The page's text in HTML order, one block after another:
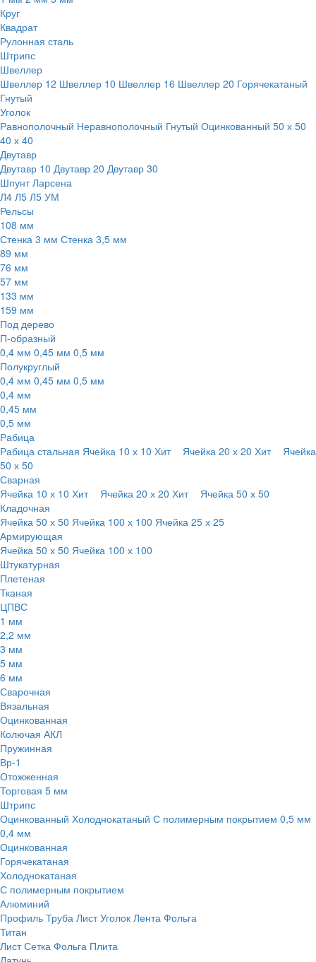
Круг
Квадрат
Рулонная сталь
Штрипс
Швеллер
Швеллер 12 Швеллер 10 Швеллер 16 Швеллер 20 Горячекатаный
Гнутый
Уголок
Равнополочный Неравнополочный Гнутый Оцинкованный 50 х 50
40 х 40
Двутавр
Двутавр 10 Двутавр 20 Двутавр 30
Шпунт Ларсена
Л4 Л5 Л5 УМ
Рельсы
108 мм
Стенка 3 мм Стенка 3,5 мм
89 мм
76 мм
57 мм
133 мм
159 мм
Под дерево
П-образный
0,4 мм 0,45 мм 0,5 мм
Полукруглый
0,4 мм 0,45 мм 0,5 мм
0,4 мм
0,45 мм
0,5 мм
Рабица
Рабица стальная Ячейка 10 х 10 Хит Ячейка 20 х 20 Хит
Ячейка
50 х 50
Сварная
Ячейка 10 х 10 Хит Ячейка 20 х 20 Хит
Ячейка 50 х 50
Кладочная
Ячейка 50 х 50 Ячейка 100 х 100 Ячейка 25 х 25
Армирующая
Ячейка 50 х 50 Ячейка 100 х 100
Штукатурная
Плетеная
Тканая
ЦПВС
1 мм
2,2 мм
3 мм
5 мм
6 мм
Сварочная
Вязальная
Оцинкованная
Колючая АКЛ
Пружинная
Вр-1
Отожженная
Торговая 5 мм
Штрипс
Оцинкованный Холоднокатаный С полимерным покрытием 0,5 мм
0,4 мм
Оцинкованная
Горячекатаная
Холоднокатаная
С полимерным покрытием
Алюминий
Профиль Труба ЛистУголок Лента Фольга
Титан
ЛистСетка Фольга Плита